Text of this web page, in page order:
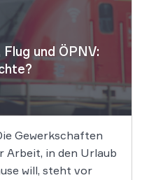
und ÖPNV:
Gewerkschaften
Arbeit, in den Urlaub
will, steht vor